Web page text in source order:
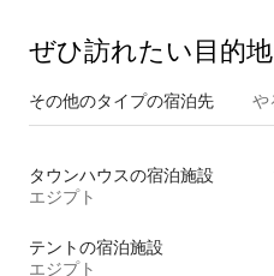
ぜひ訪⁠れ⁠た⁠い目⁠的⁠地
その他のタ⁠イ⁠プ⁠の宿⁠泊⁠先 や
タウンハウスの宿泊施設
エジプト
テントの宿泊施設
エジプト